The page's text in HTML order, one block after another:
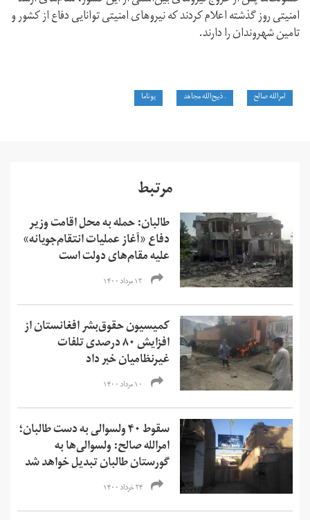
امنیتی روز گذشته اعلام کردند که نیروهای امنیتی توانایی دفاع از کشور و
تامین شهروندان را دارند.
امرالله صالح . ذبیح‌الله مجاهد یوناما
مرتبط
طالبان: حمله به محل اقامت وزیر
دفاع «آغاز عملیات انتقام‌جویانه»
علیه مقام‌های دولت است
۱۳ مرداد ۱۴۰۰
کمیسیون حقوق‌بشر افغانستان از
افزایش ۸۰ درصدی تلفات
غیرنظامیان خبر داد
۱۰ مرداد ۱۴۰۰
سقوط ۴۰ ولسوالی به دست طالبان؛
امرالله صالح: ولسوالی‌ها به
گورستان طالبان تبدیل خواهد شد
۲۴ خرداد ۱۴۰۰